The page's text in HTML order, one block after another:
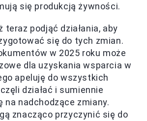
się produkcją żywności.
teraz podjąć działania, aby
się do tych zmian.
w 2025 roku może
dla uzyskania wsparcia w
apeluję do wszystkich
działać i sumiennie
na nadchodzące zmiany.
znacząco przyczynić się do